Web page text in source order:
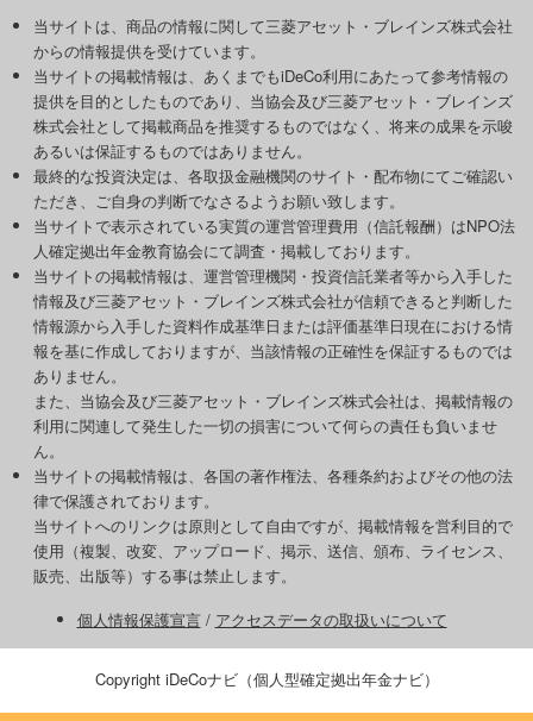
当サイトは、商品の情報に関して三菱アセット・ブレインズ株式会社
からの情報提供を受けています。
当サイトの掲載情報は、あくまでもiDeCo利用にあたって参考情報の
提供を目的としたものであり、当協会及び三菱アセット・ブレインズ
株式会社として掲載商品を推奨するものではなく、将来の成果を示唆
あるいは保証するものではありません。
最終的な投資決定は、各取扱金融機関のサイト・配布物にてご確認い
ただき、ご自身の判断でなさるようお願い致します。
当サイトで表示されている実質の運営管理費用（信託報酬）はNPO法
人確定拠出年金教育協会にて調査・掲載しております。
当サイトの掲載情報は、運営管理機関・投資信託業者等から入手した
情報及び三菱アセット・ブレインズ株式会社が信頼できると判断した
情報源から入手した資料作成基準日または評価基準日現在における情
報を基に作成しておりますが、当該情報の正確性を保証するものでは
ありません。
また、当協会及び三菱アセット・ブレインズ株式会社は、掲載情報の
利用に関連して発生した一切の損害について何らの責任も負いませ
ん。
当サイトの掲載情報は、各国の著作権法、各種条約およびその他の法
律で保護されております。
当サイトへのリンクは原則として自由ですが、掲載情報を営利目的で
使用（複製、改変、アップロード、掲示、送信、頒布、ライセンス、
販売、出版等）する事は禁止します。
個人情報保護宣言/ アクセスデータの取扱いについて
Copyright iDeCoナビ（個人型確定拠出年金ナビ）